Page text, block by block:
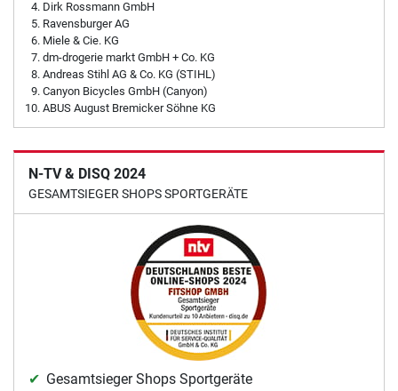
Dirk Rossmann GmbH
Ravensburger AG
Miele & Cie. KG
dm-drogerie markt GmbH + Co. KG
Andreas Stihl AG & Co. KG (STIHL)
Canyon Bicycles GmbH (Canyon)
ABUS August Bremicker Söhne KG
N-TV & DISQ 2024
GESAMTSIEGER SHOPS SPORTGERÄTE
Gesamtsieger Shops Sportgeräte